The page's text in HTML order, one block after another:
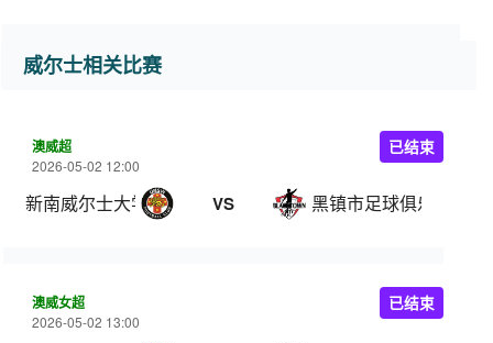
威尔士相关比赛
澳威超
2026-05-02 12:00
新南威尔士大学 VS 黑镇市足球俱乐部
已结束
澳威女超
2026-05-02 13:00
已结束